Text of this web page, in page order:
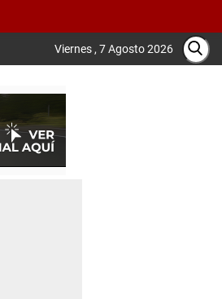
Viernes , 7 Agosto 2026